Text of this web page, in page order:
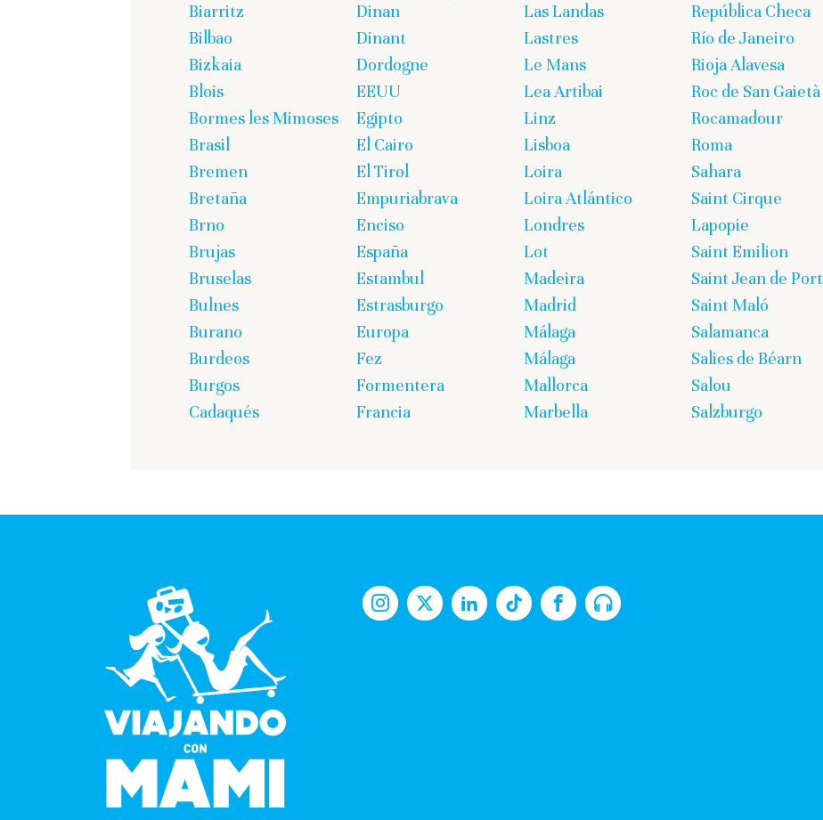
Biarritz
Bilbao
Bizkaia
Blois
Bormes les Mimoses
Brasil
Bremen
Bretaña
Brno
Brujas
Bruselas
Bulnes
Burano
Burdeos
Burgos
Cadaqués
Dinan
Dinant
Dordogne
EEUU
Egipto
El Cairo
El Tirol
Empuriabrava
Enciso
España
Estambul
Estrasburgo
Europa
Fez
Formentera
Francia
Las Landas
Lastres
Le Mans
Lea Artibai
Linz
Lisboa
Loira
Loira Atlántico
Londres
Lot
Madeira
Madrid
Málaga
Málaga
Mallorca
Marbella
República Checa
Río de Janeiro
Rioja Alavesa
Roc de San Gaietà
Rocamadour
Roma
Sahara
Saint Cirque
Lapopie
Saint Emilion
Saint Jean de Port
Saint Maló
Salamanca
Salies de Béarn
Salou
Salzburgo